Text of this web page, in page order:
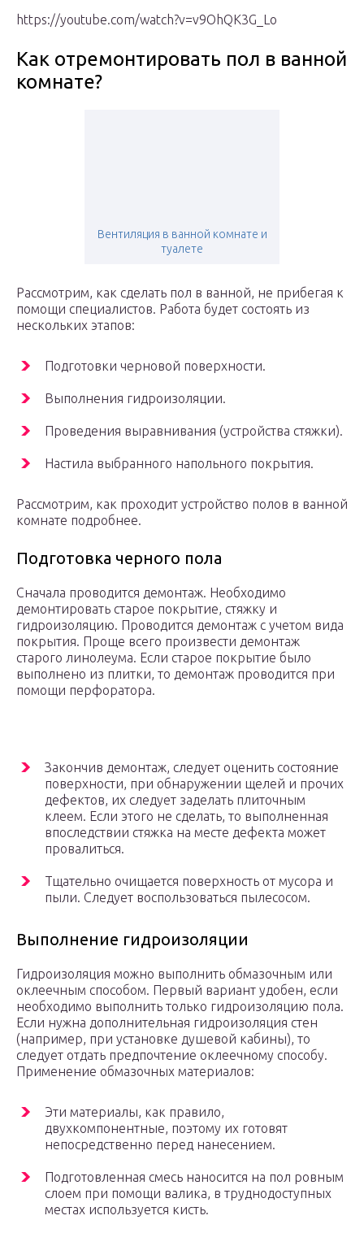
https://youtube.com/watch?v=v9OhQK3G_Lo
Как отремонтировать пол в ванной
комнате?
Вентиляция в ванной комнате и
туалете
Рассмотрим, как сделать пол в ванной, не прибегая к
помощи специалистов. Работа будет состоять из
нескольких этапов:
Подготовки черновой поверхности.
Выполнения гидроизоляции.
Проведения выравнивания (устройства стяжки).
Настила выбранного напольного покрытия.
Рассмотрим, как проходит устройство полов в ванной
комнате подробнее.
Подготовка черного пола
Сначала проводится демонтаж. Необходимо
демонтировать старое покрытие, стяжку и
гидроизоляцию. Проводится демонтаж с учетом вида
покрытия. Проще всего произвести демонтаж
старого линолеума. Если старое покрытие было
выполнено из плитки, то демонтаж проводится при
помощи перфоратора.
Закончив демонтаж, следует оценить состояние
поверхности, при обнаружении щелей и прочих
дефектов, их следует заделать плиточным
клеем. Если этого не сделать, то выполненная
впоследствии стяжка на месте дефекта может
провалиться.
Тщательно очищается поверхность от мусора и
пыли. Следует воспользоваться пылесосом.
Выполнение гидроизоляции
Гидроизоляция можно выполнить обмазочным или
оклеечным способом. Первый вариант удобен, если
необходимо выполнить только гидроизоляцию пола.
Если нужна дополнительная гидроизоляция стен
(например, при установке душевой кабины), то
следует отдать предпочтение оклеечному способу.
Применение обмазочных материалов:
Эти материалы, как правило,
двухкомпонентные, поэтому их готовят
непосредственно перед нанесением.
Подготовленная смесь наносится на пол ровным
слоем при помощи валика, в труднодоступных
местах используется кисть.